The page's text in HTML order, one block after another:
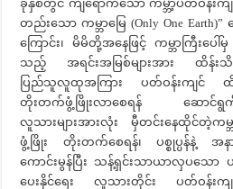
ခုနှစ်တွင် ကျရောက်သော ကမ္ဘာ့ပတ်ဝန်းက
တည်းသော ကမ္ဘာမြေ (Only One
ကြောင်း၊ မိမိတို့အနေဖြင့် ကမ္ဘာကြီးပ
သည့် အရင်းအမြစ်များအား ထိန်းသိ
ပြည်သူလူထုအကြား ပတ်ဝန်းကျင် ထိ
တိုးတက်ဖွံ့ဖြိုးလာစေရန် ဆောင်ရွက်ပေ
လူသားများအားလုံး မှီတင်းနေထိုင်တဲ့က
ဖွံ့ဖြိုး တိုးတက်စေရန်၊ ပစ္စုပ္ပန်နဲ့
ကောင်းမွန်ပြီး သန့်ရှင်းသာယာလှပသေ
ပေးနိုင်ရေး လူသားတိုင်း ပတ်ဝန်းကျ